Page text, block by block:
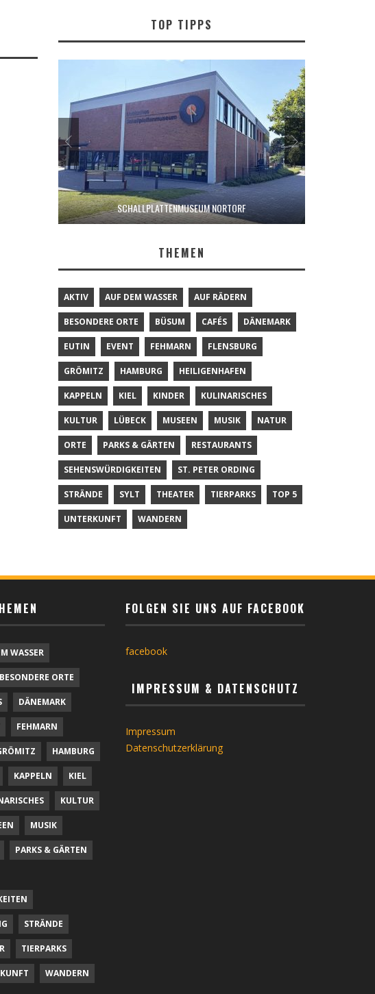
TOP TIPPS
SCHALLPLATTENMUSEUM NORTORF
THEMEN
AKTIV AUF DEM WASSER AUF RÄDERN
BESONDERE ORTE BÜSUM CAFÉS DÄNEMARK
EUTIN EVENT FEHMARN FLENSBURG
GRÖMITZ HAMBURG HEILIGENHAFEN
KAPPELN KIEL KINDER KULINARISCHES
KULTUR LÜBECK MUSEEN MUSIK NATUR
ORTE PARKS & GÄRTEN RESTAURANTS
SEHENSWÜRDIGKEITEN ST. PETER ORDING
STRÄNDE SYLT THEATER TIERPARKS TOP 5
UNTERKUNFT WANDERN
WASSER
BESONDERE ORTE
DÄNEMARK
FEHMARN
HAMBURG
KAPPELN KIEL
KULTUR
MUSIK
PARKS & GÄRTEN
STRÄNDE
TIERPARKS
WANDERN
FOLGEN SIE UNS AUF FACEBOOK
facebook
IMPRESSUM & DATENSCHUTZ
Impressum
Datenschutzerklärung